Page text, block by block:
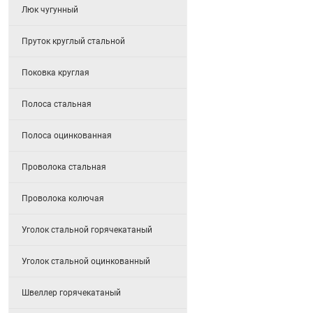
Люк чугунный
Пруток круглый стальной
Поковка круглая
Полоса стальная
Полоса оцинкованная
Проволока стальная
Проволока колючая
Уголок стальной горячекатаный
Уголок стальной оцинкованный
Швеллер горячекатаный